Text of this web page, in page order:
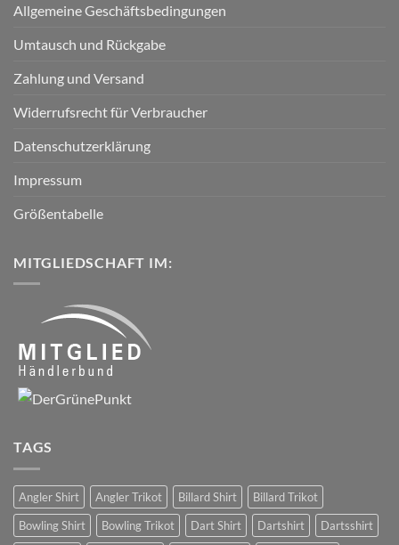
Allgemeine Geschäftsbedingungen
Umtausch und Rückgabe
Zahlung und Versand
Widerrufsrecht für Verbraucher
Datenschutzerklärung
Impressum
Größentabelle
MITGLIEDSCHAFT IM:
TAGS
Angler Shirt Angler Trikot Billard Shirt
Billard Trikot
Bowling Shirt
Bowling Trikot Dart Shirt Dartshirt Dartsshirt